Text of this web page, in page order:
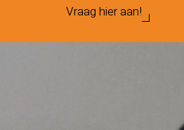
Vraag hier aan!